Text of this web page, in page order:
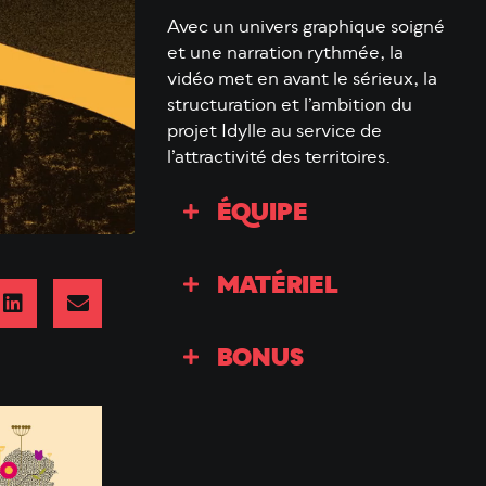
Avec un univers graphique soigné
et une narration rythmée, la
vidéo met en avant le sérieux, la
structuration et l’ambition du
projet Idylle au service de
l’attractivité des territoires.
ÉQUIPE
MATÉRIEL
BONUS